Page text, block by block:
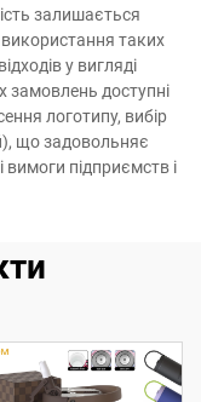
залишається
таких
у вигляді
замовлень доступні
логотипу, вибір
що задовольняє
вимоги підприємств і